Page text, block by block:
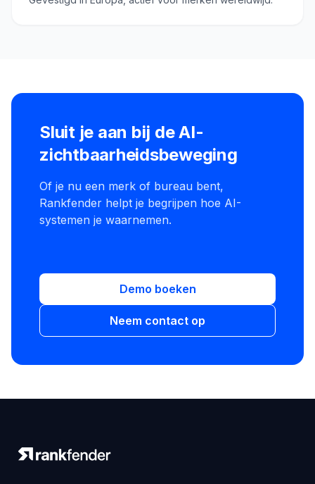
Sluit je aan bij de AI-
zichtbaarheidsbeweging
Of je nu een merk of bureau bent,
Rankfender helpt je begrijpen hoe AI-
systemen je waarnemen.
Demo boeken
Neem contact op